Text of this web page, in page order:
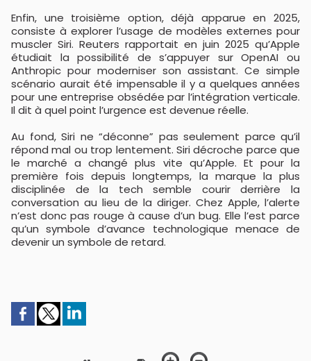
Enfin, une troisième option, déjà apparue en 2025,
consiste à explorer l’usage de modèles externes pour
muscler Siri. Reuters rapportait en juin 2025 qu’Apple
étudiait la possibilité de s’appuyer sur OpenAI ou
Anthropic pour moderniser son assistant. Ce simple
scénario aurait été impensable il y a quelques années
pour une entreprise obsédée par l’intégration verticale.
Il dit à quel point l’urgence est devenue réelle.
Au fond, Siri ne “déconne” pas seulement parce qu’il
répond mal ou trop lentement. Siri décroche parce que
le marché a changé plus vite qu’Apple. Et pour la
première fois depuis longtemps, la marque la plus
disciplinée de la tech semble courir derrière la
conversation au lieu de la diriger. Chez Apple, l’alerte
n’est donc pas rouge à cause d’un bug. Elle l’est parce
qu’un symbole d’avance technologique menace de
devenir un symbole de retard.